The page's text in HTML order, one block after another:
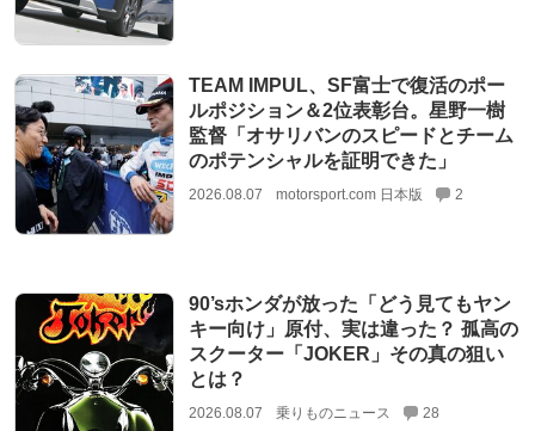
TEAM IMPUL、SF富士で復活のポー
ルポジション＆2位表彰台。星野一樹
監督「オサリバンのスピードとチーム
のポテンシャルを証明できた」
2026.08.07 motorsport.com 日本版 2
90’sホンダが放った「どう見てもヤン
キー向け」原付、実は違った？ 孤高の
スクーター「JOKER」その真の狙い
とは？
2026.08.07 乗りものニュース 28